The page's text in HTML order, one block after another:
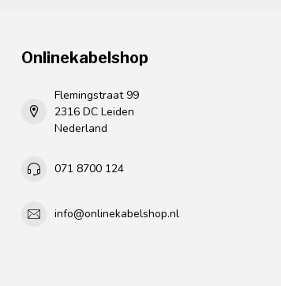
Onlinekabelshop
Flemingstraat 99
2316 DC Leiden
Nederland
071 8700 124
info@onlinekabelshop.nl